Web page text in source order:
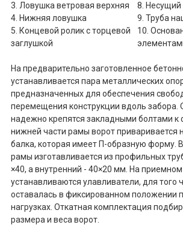
3. Ловушка ветровая верхняя
8.
4. Нижняя ловушка
9. Труба
5. Концевой ролик с торцевой
заглушкой
10.
На предварительно заготовленное
устанавливается пара металлических
предназначенных для обеспечения
перемещения конструкции вдоль забора.
надежно крепятся закладными болтами к
нижней части рамы ворот
балка, которая имеет П-образную форму.
рамы изготавливается из профильных
×40, а внутренний - 40×20 мм. На приемном
устанавливаются улавливатели, для того
оставалась в фиксированном положении
нагрузках. Откатная комплектация
размера и веса ворот.